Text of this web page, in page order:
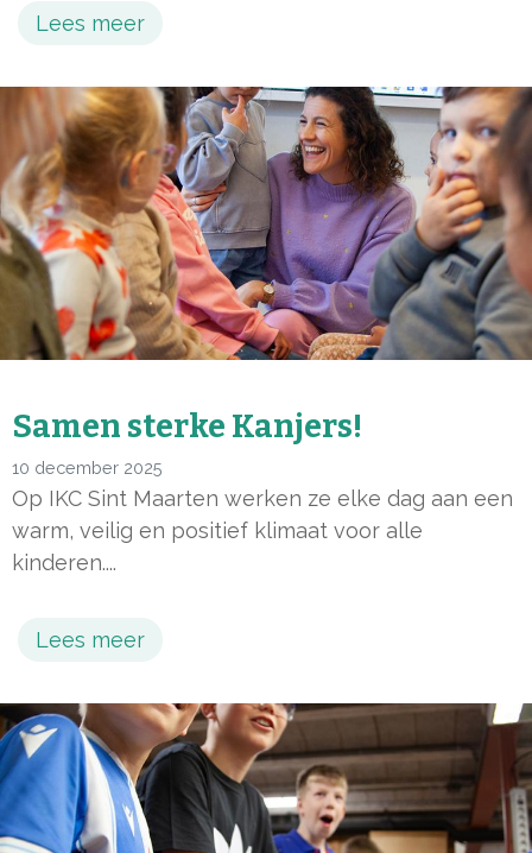
Lees meer
Samen sterke Kanjers!
10 december 2025
Op IKC Sint Maarten werken ze elke dag aan een
warm, veilig en positief klimaat voor alle
kinderen....
Lees meer